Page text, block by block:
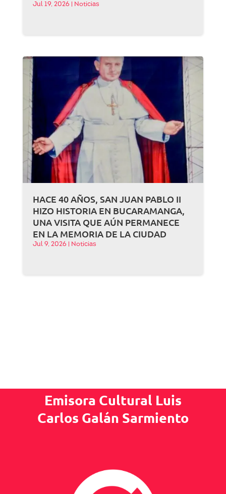
Jul 19, 2026 Noticias
HACE 40 AÑOS, SAN JUAN PABLO II
HIZO HISTORIA EN BUCARAMANGA,
UNA VISITA QUE AÚN PERMANECE
EN LA MEMORIA DE LA CIUDAD
Jul 9, 2026 Noticias
Emisora Cultural Luis
Carlos Galán Sarmiento